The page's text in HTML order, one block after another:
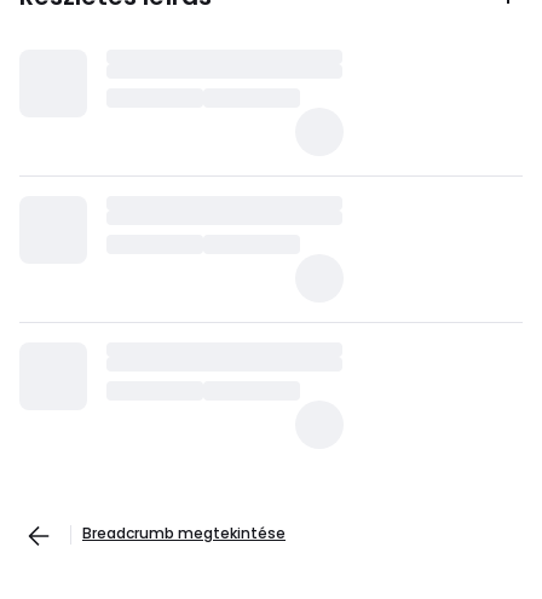
Breadcrumb megtekintése